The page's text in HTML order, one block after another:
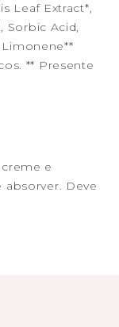
Leaf Extract*,
Sorbic Acid,
** Presente
e
absorver. Deve